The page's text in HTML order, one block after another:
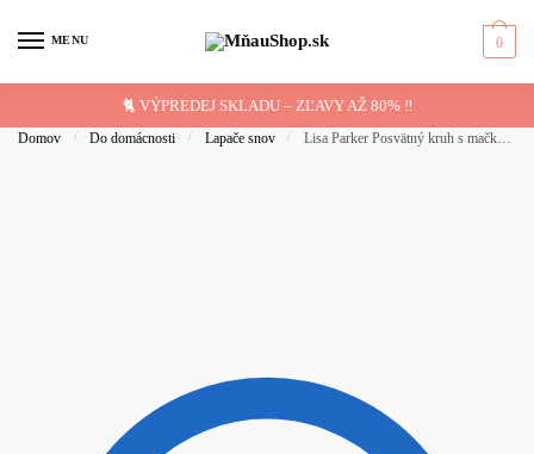
MENU 0
🐈 VÝPREDEJ SKLADU – ZĽAVY AŽ 80% ‼️
Domov / Do domácnosti / Lapače snov / Lisa Parker Posvätný kruh s mačkou Lapač snov 16cm